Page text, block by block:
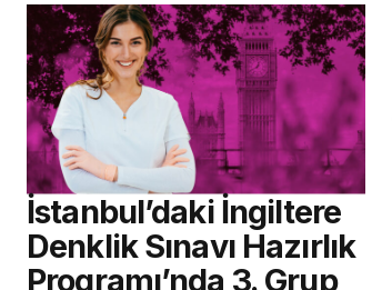
İstanbul’daki İngiltere
Denklik Sınavı Hazırlık
Programı’nda 3. Grup